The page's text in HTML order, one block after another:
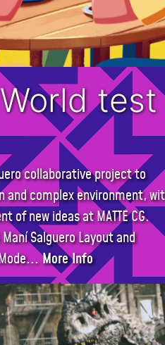
test
collaborative project to
and complex environment,
of new ideas at MATTE CG.
Salguero Layout and
... More Info